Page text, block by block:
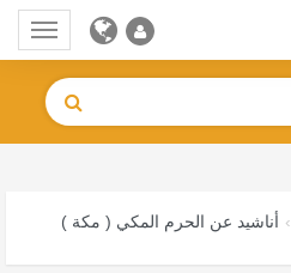
أناشيد عن الحرم المكي ( مكة )